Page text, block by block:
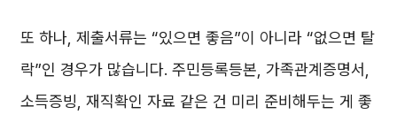
또 하나, 제출서류는 “있으면 좋음”이 아니라 “없으면 탈
락”인 경우가 많습니다. 주민등록등본, 가족관계증명서,
소득증빙, 재직확인 자료 같은 건 미리 준비해두는 게 좋